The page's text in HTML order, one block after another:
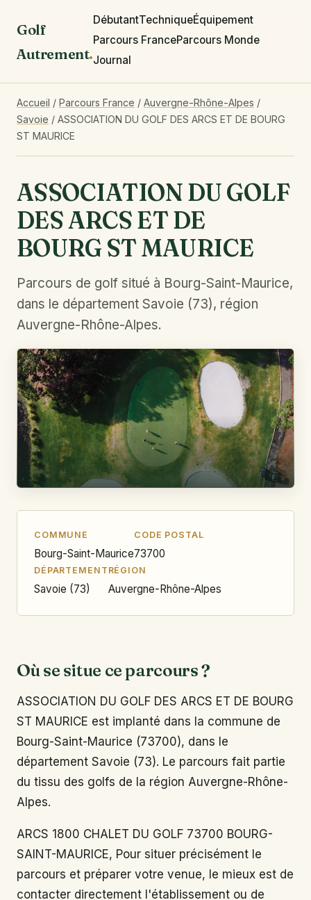
Golf
Autrement.
DébutantTechniqueÉquipement
Parcours FranceParcours Monde
Journal
Accueil / Parcours France / Auvergne-Rhône-Alpes /
Savoie / ASSOCIATION DU GOLF DES ARCS ET DE BOURG
ST MAURICE
ASSOCIATION DU GOLF
DES ARCS ET DE
BOURG ST MAURICE
Parcours de golf situé à Bourg-Saint-Maurice,
dans le département Savoie (73), région
Auvergne-Rhône-Alpes.
COMMUNE
Bourg-Saint-Maurice
CODE POSTAL
73700
DÉPARTEMENT
Savoie (73)
RÉGION
Auvergne-Rhône-Alpes
Où se situe ce parcours ?
ASSOCIATION DU GOLF DES ARCS ET DE BOURG
ST MAURICE est implanté dans la commune de
Bourg-Saint-Maurice (73700), dans le
département Savoie (73). Le parcours fait partie
du tissu des golfs de la région Auvergne-Rhône-
Alpes.
ARCS 1800 CHALET DU GOLF 73700 BOURG-
SAINT-MAURICE, Pour situer précisément le
parcours et préparer votre venue, le mieux est de
contacter directement l'établissement ou de